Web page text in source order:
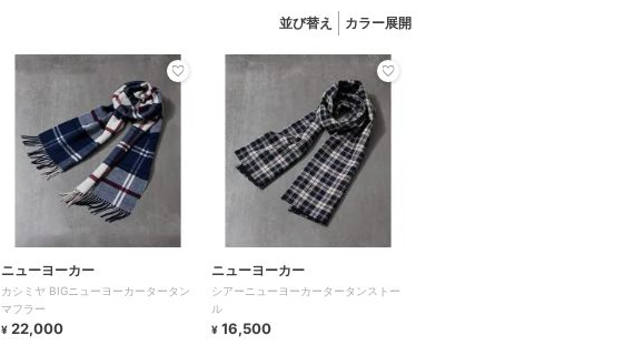
並び替え カラー展開
ニューヨーカー
カシミヤ BIGニューヨーカータータン
マフラー
¥ 22,000
ニューヨーカー
シアーニューヨーカータータンストー
ル
¥ 16,500